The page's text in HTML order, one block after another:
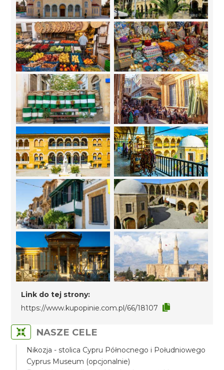
Link do tej strony:
https://www.kupopinie.com.pl/66/18107
NASZE CELE
Nikozja - stolica Cypru Północnego i Południowego
Cyprus Museum (opcjonalnie)